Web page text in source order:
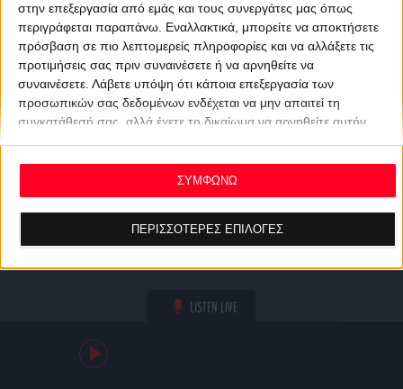
στην επεξεργασία από εμάς και τους συνεργάτες μας όπως
περιγράφεται παραπάνω. Εναλλακτικά, μπορείτε να αποκτήσετε
πρόσβαση σε πιο λεπτομερείς πληροφορίες και να αλλάξετε τις
προτιμήσεις σας πριν συναινέσετε ή να αρνηθείτε να
συναινέσετε. Λάβετε υπόψη ότι κάποια επεξεργασία των
προσωπικών σας δεδομένων ενδέχεται να μην απαιτεί τη
συγκατάθεσή σας, αλλά έχετε το δικαίωμα να αρνηθείτε αυτήν
ανακαλέσετε τη συγκατάθεσή σας ανά πάσα στιγμή
επιστρέφοντας σε αυτόν τον ιστότοπο και κάνοντας κλικ στο
κουμπί "Απορρήτου" στο κάτω μέρος της ιστοσελίδας.
ΠΕΡΙΣΣΟΤΕΡΕΣ ΕΠΙΛΟΓΕΣ
ΣΥΜΦΩΝΩ
LISTEN LIVE